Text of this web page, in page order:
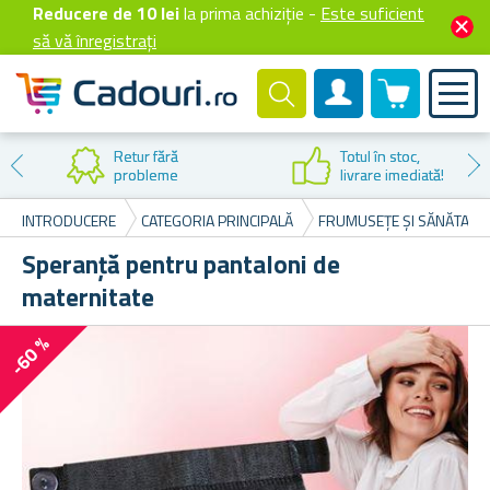
Reducere de 10 leila prima achiziție - Este suficient
să vă înregistrați
Cont client
0 produselor
Retur fără
probleme
Totul în stoc,
livrare imediată!
INTRODUCERE
CATEGORIA PRINCIPALĂ FRUMUSEȚE ȘI SĂNĂTATE
Speranță pentru pantaloni de
maternitate
-60 %